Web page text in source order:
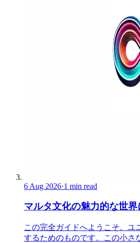
6 Aug 2026·1 min read
マルタ文化の魅力的な世界
この完全ガイドへようこそ。ユ
するためのものです。この小さ